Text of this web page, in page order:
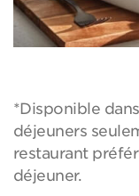
*Disponible
déjeuners
restaurant
déjeuner.